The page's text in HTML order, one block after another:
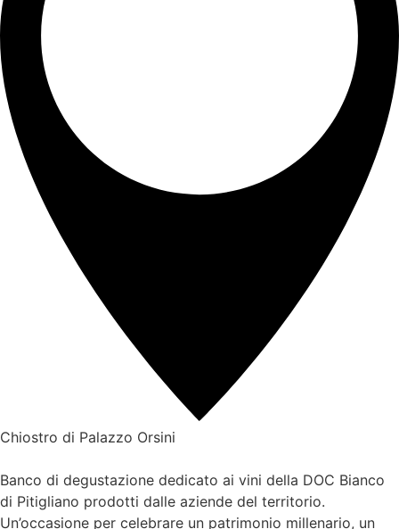
Chiostro di Palazzo Orsini
Banco di degustazione dedicato ai vini della DOC Bianco
di Pitigliano prodotti dalle aziende del territorio.
Un’occasione per celebrare un patrimonio millenario, un